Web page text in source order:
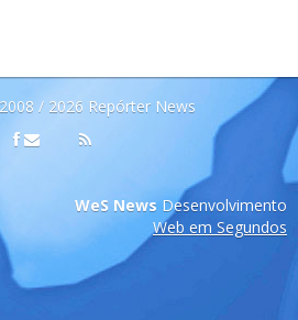
/ 2026 Repórter News
WeS News Desenvolvimento
Web em Segundos